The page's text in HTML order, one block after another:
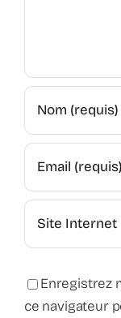
Enregistrez
ce navigateur